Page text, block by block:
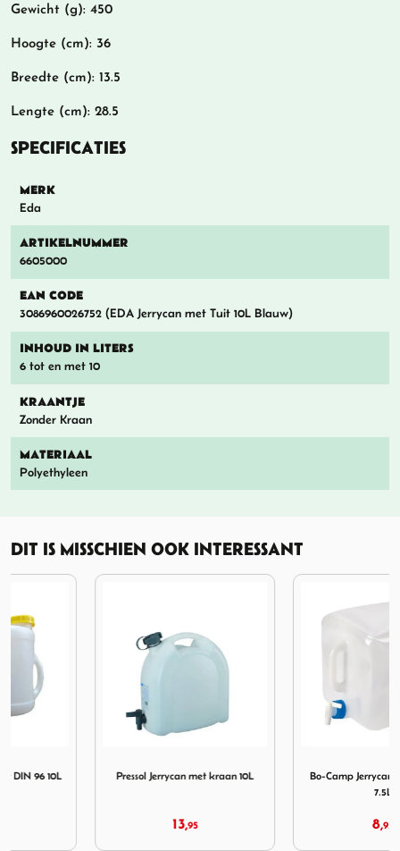
Gewicht (g): 450
Hoogte (cm): 36
Breedte (cm): 13.5
Lengte (cm): 28.5
SPECIFICATIES
MERK
Eda
ARTIKELNUMMER
6605000
EAN CODE
3086960026752 (EDA Jerrycan met Tuit 10L Blauw)
INHOUD IN LITERS
6 tot en met 10
KRAANTJE
Zonder Kraan
MATERIAAL
Polyethyleen
DIT IS MISSCHIEN OOK INTERESSANT
Pressol Jerrycan met kraan 10L
Bo-Camp Jerrycan Opvouwbaar